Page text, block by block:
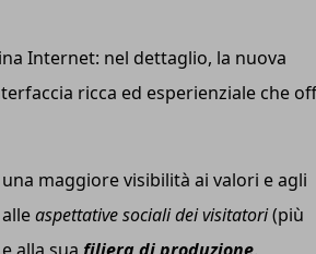
Internet: nel dettaglio, la nuova
ricca ed esperienziale che
maggiore visibilità ai valori e agli
aspettative sociali dei visitatori(più